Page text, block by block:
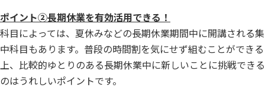
ポイント②長期休業を有効活用できる！
科目によっては、夏休みなどの長期休業期間中に開講される集
中科目もあります。普段の時間割を気にせず組むことができる
上、比較的ゆとりのある長期休業中に新しいことに挑戦できる
のはうれしいポイントです。